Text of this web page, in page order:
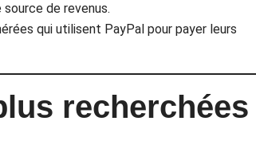
de revenus.
qui utilisent PayPal pour payer leurs
recherchées